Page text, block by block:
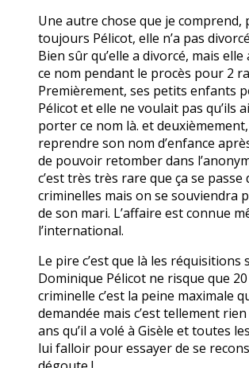
Une autre chose que je comprend,
toujours Pélicot, elle n’a pas
Bien sûr qu’elle a divorcé, mais
ce nom pendant le procès pour 2
Premièrement, ses petits enfants
Pélicot et elle ne voulait pas qu’ils
porter ce nom là. et
reprendre son nom d’enfance
de pouvoir retomber dans
c’est très très rare que ça se passe
criminelles mais on se souviendra
de son mari. L’affaire est connue
l’international.
Le pire c’est que là les
Dominique Pélicot ne risque que
criminelle c’est la peine maximale
demandée mais c’est tellement
ans qu’il a volé à Gisèle et toutes
lui falloir pour essayer de se